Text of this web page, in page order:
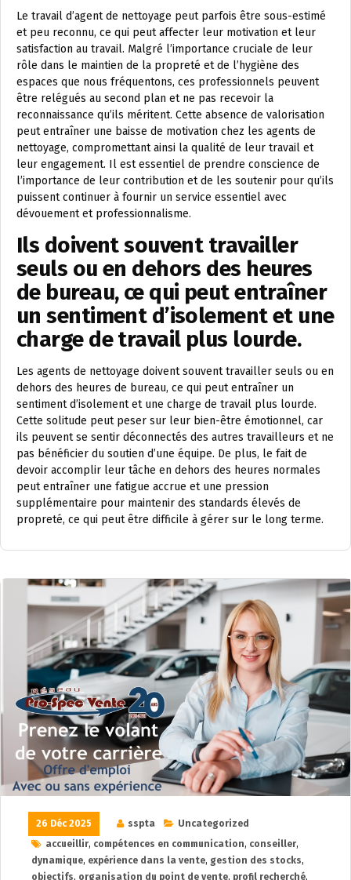
Le travail d’agent de nettoyage peut parfois être sous-estimé
et peu reconnu, ce qui peut affecter leur motivation et leur
satisfaction au travail. Malgré l’importance cruciale de leur
rôle dans le maintien de la propreté et de l’hygiène des
espaces que nous fréquentons, ces professionnels peuvent
être relégués au second plan et ne pas recevoir la
reconnaissance qu’ils méritent. Cette absence de valorisation
peut entraîner une baisse de motivation chez les agents de
nettoyage, compromettant ainsi la qualité de leur travail et
leur engagement. Il est essentiel de prendre conscience de
l’importance de leur contribution et de les soutenir pour qu’ils
puissent continuer à fournir un service essentiel avec
dévouement et professionnalisme.
Ils doivent souvent travailler
seuls ou en dehors des heures
de bureau, ce qui peut entraîner
un sentiment d’isolement et une
charge de travail plus lourde.
Les agents de nettoyage doivent souvent travailler seuls ou en
dehors des heures de bureau, ce qui peut entraîner un
sentiment d’isolement et une charge de travail plus lourde.
Cette solitude peut peser sur leur bien-être émotionnel, car
ils peuvent se sentir déconnectés des autres travailleurs et ne
pas bénéficier du soutien d’une équipe. De plus, le fait de
devoir accomplir leur tâche en dehors des heures normales
peut entraîner une fatigue accrue et une pression
supplémentaire pour maintenir des standards élevés de
propreté, ce qui peut être difficile à gérer sur le long terme.
26 Déc 2025 sspta
Uncategorized
accueillir, compétences en communication, conseiller,
dynamique, expérience dans la vente, gestion des stocks,
objectifs, organisation du point de vente, profil recherché,